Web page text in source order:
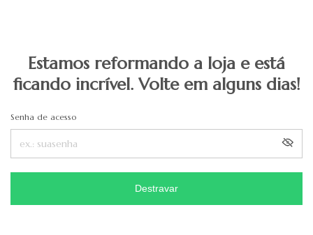
Estamos reformando a loja e está
ficando incrível. Volte em alguns dias!
Senha de acesso
Destravar